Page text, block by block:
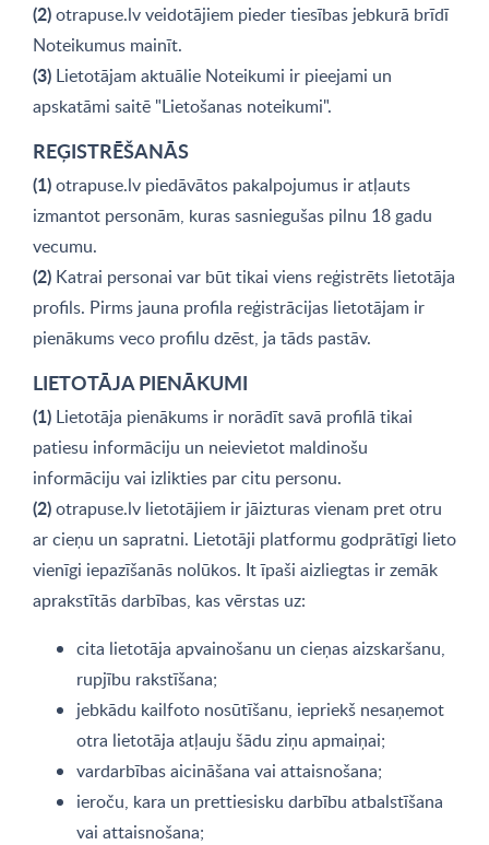
(2)otrapuse.lv veidotājiem pieder tiesības jebkurā brīdī
Noteikumus mainīt.
(3) Lietotājam aktuālie Noteikumi ir pieejami un
apskatāmi saitē "Lietošanas noteikumi".
REĢISTRĒŠANĀS
(1)otrapuse.lv piedāvātos pakalpojumus ir atļauts
izmantot personām, kuras sasniegušas pilnu 18 gadu
vecumu.
(2) Katrai personai var būt tikai viens reģistrēts lietotāja
profils. Pirms jauna profila reģistrācijas lietotājam ir
pienākums veco profilu dzēst, ja tāds pastāv.
LIETOTĀJA PIENĀKUMI
(1) Lietotāja pienākums ir norādīt savā profilā tikai
patiesu informāciju un neievietot maldinošu
informāciju vai izlikties par citu personu.
(2)otrapuse.lv lietotājiem ir jāizturas vienam pret otru
ar cieņu un sapratni. Lietotāji platformu godprātīgi lieto
vienīgi iepazīšanās nolūkos. It īpaši aizliegtas ir zemāk
aprakstītās darbības, kas vērstas uz:
cita lietotāja apvainošanu un cieņas aizskaršanu,
rupjību rakstīšana;
jebkādu kailfoto nosūtīšanu, iepriekš nesaņemot
otra lietotāja atļauju šādu ziņu apmaiņai;
vardarbības aicināšana vai attaisnošana;
ieroču, kara un prettiesisku darbību atbalstīšana
vai attaisnošana;